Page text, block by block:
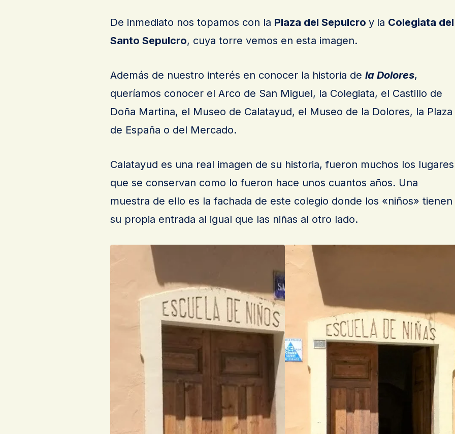
De inmediato nos topamos con la Plaza del Sepulcro y la Colegiata del
Santo Sepulcro, cuya torre vemos en esta imagen.
Además de nuestro interés en conocer la historia de la Dolores,
queríamos conocer el Arco de San Miguel, la Colegiata, el Castillo de
Doña Martina, el Museo de Calatayud, el Museo de la Dolores, la Plaza
de España o del Mercado.
Calatayud es una real imagen de su historia, fueron muchos los lugares
que se conservan como lo fueron hace unos cuantos años. Una
muestra de ello es la fachada de este colegio donde los «niños» tienen
su propia entrada al igual que las niñas al otro lado.